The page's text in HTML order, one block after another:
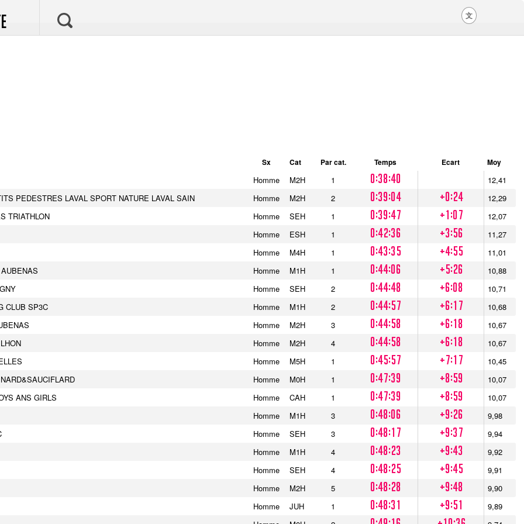
文
Sx Cat Par cat. Temps Ecart Moy
Homme M2H 1 0:38:40
12,41
PEDESTRES LAVAL SPORT NATURE LAVAL SAIN
Homme M2H 2 0:39:04 +0:24
12,29
TRIATHLON
Homme SEH 1 0:39:47 +1:07
12,07
Homme
ESH 1 0:42:36 +3:56
11,27
Homme
M4H 1 0:43:35 +4:55
11,01
Homme M1H 1 0:44:06 +5:26
10,88
Homme SEH 2 0:44:48 +6:08
10,71
CLUB SP3C
Homme M1H 2 0:44:57 +6:17
10,68
Homme M2H 3 0:44:58 +6:18
10,67
Homme M2H 4 0:44:58 +6:18
10,67
Homme M5H 1 0:45:57 +7:17
10,45
Homme M0H 1 0:47:39 +8:59
10,07
ANS GIRLS
Homme CAH 1 0:47:39 +8:59
10,07
Homme
M1H 3 0:48:06 +9:26
9,98
Homme SEH 3 0:48:17 +9:37
9,94
Homme
M1H 4 0:48:23 +9:43
9,92
Homme
SEH 4 0:48:25 +9:45
9,91
Homme
M2H 5 0:48:28 +9:48
9,90
Homme
JUH 1 0:48:31 +9:51
9,89